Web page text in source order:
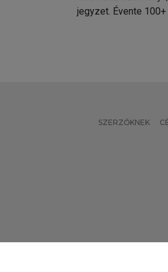
jegyzet. Évente 100+
SZERZŐKNEK